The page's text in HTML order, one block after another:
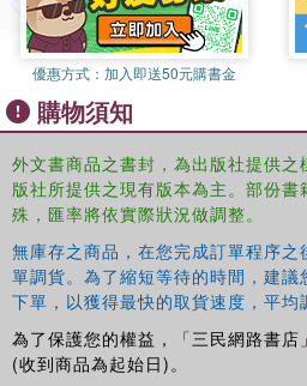
優惠方式： 加入即送50元購書金
購物須知
外文書商品之書封，為出版社提供之
版社所提供之現有版本為主。部份
殊，匯率將依實際狀況做調整。
無庫存之商品，在您完成訂單程序
單調貨。為了縮短等待的時間，建
下單，以獲得最快的取貨速度，平均
為了保護您的權益，「三民網路書店」
(收到商品為起始日)。